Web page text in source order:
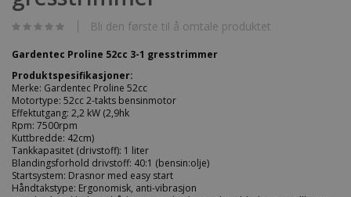
bildegalleri
Bli den første til å omtale produktet
Gardentec Proline 52cc 3-1 gresstrimmer
Produktspesifikasjoner:
Merke: Gardentec Proline 52cc
Motortype: 52cc 2-takts bensinmotor
Effektutgang: 2,2 kW (2,9hk
Rpm: 7500rpm
Kuttbredde: 42cm)
Tankkapasitet (drivstoff): 1 liter
Blandingsforhold drivstoff: 40:1 (bensin:olje)
Startsystem: Drasnor med easy start
Håndtakstype: Ergonomisk, anti-vibrasjon